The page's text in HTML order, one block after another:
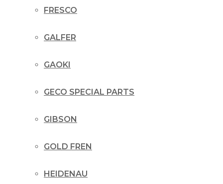
FRESCO
GALFER
GAOKI
GECO SPECIAL PARTS
GIBSON
GOLD FREN
HEIDENAU